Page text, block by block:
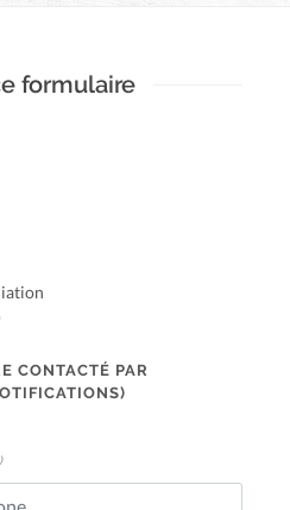
formulaire
CONTACTÉ PAR